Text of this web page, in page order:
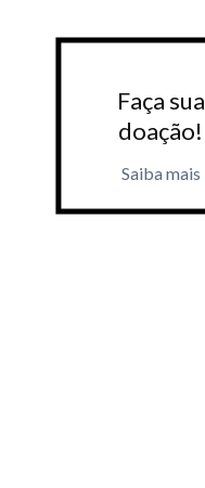
Faça sua
doação!
Saiba mais